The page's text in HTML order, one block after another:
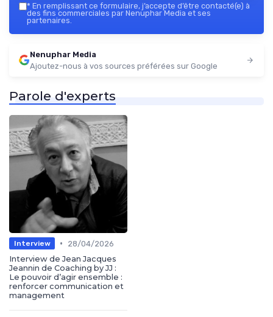
* En remplissant ce formulaire, j’accepte d’être contacté(e) à
des fins commerciales par Nenuphar Media et ses
partenaires.
Nenuphar Media
Ajoutez-nous à vos sources préférées sur Google
Parole d'experts
Interview •
28/04/2026
Interview de Jean Jacques
Jeannin de Coaching by JJ :
Le pouvoir d’agir ensemble :
renforcer communication et
management